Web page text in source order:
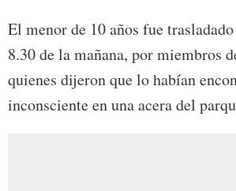
El menor de 10 años fue trasladado
8.30 de la mañana, por miembros
quienes dijeron que lo habían
inconsciente en una acera del